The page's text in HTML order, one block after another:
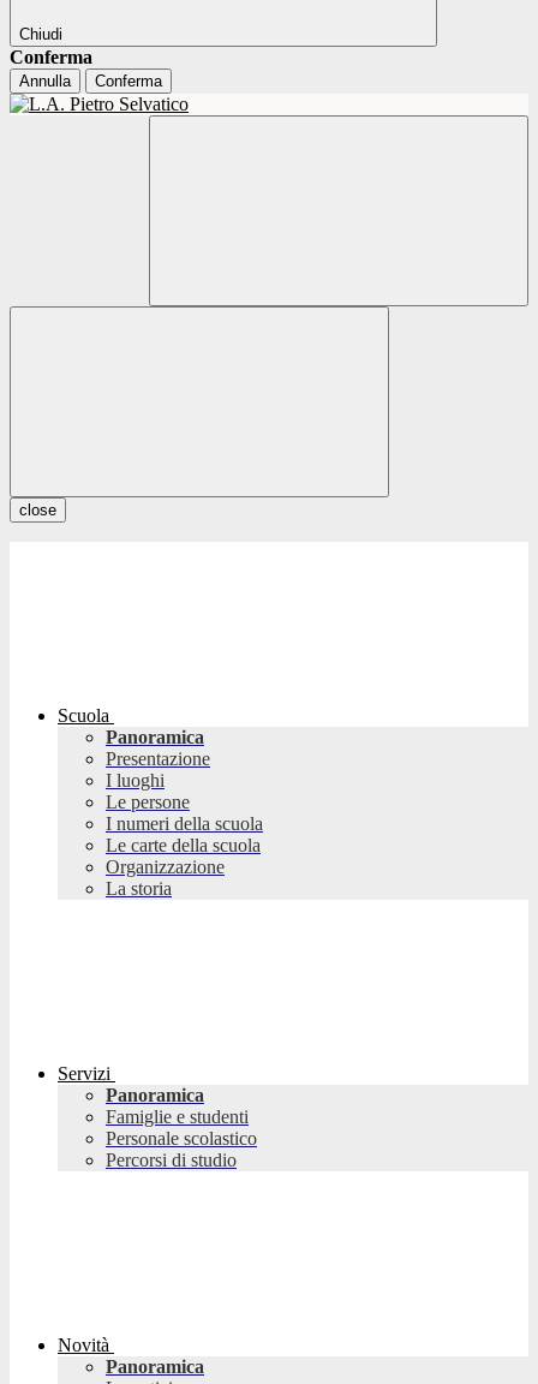
Chiudi
Conferma
Annulla Conferma
close
Scuola
Panoramica
Presentazione
I luoghi
Le persone
I numeri della scuola
Le carte della scuola
Organizzazione
La storia
Servizi
Panoramica
Famiglie e studenti
Personale scolastico
Percorsi di studio
Novità
Panoramica